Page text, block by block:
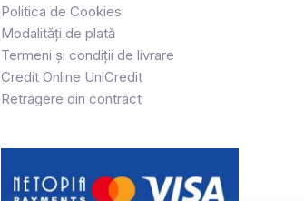
Politica de Cookies
Modalități de plată
Termeni și condiții de livrare
Credit Online UniCredit
Retragere din contract